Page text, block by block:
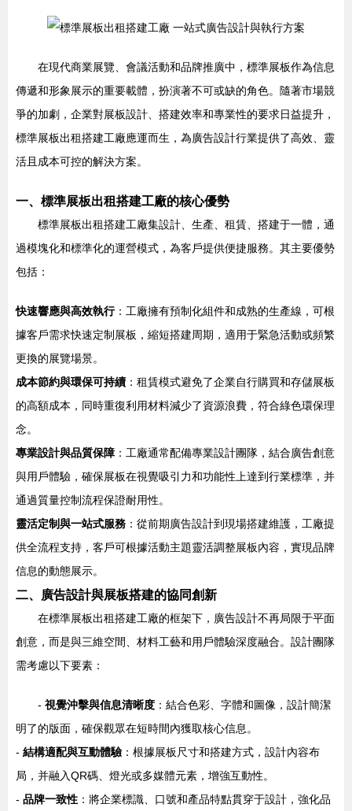
在現代商業展覽、會議活動和品牌推廣中，標準展板作為信息
傳遞和形象展示的重要載體，扮演著不可或缺的角色。隨著市場競
爭的加劇，企業對展板設計、搭建效率和專業性的要求日益提升，
標準展板出租搭建工廠應運而生，為廣告設計行業提供了高效、靈
活且成本可控的解決方案。
一、標準展板出租搭建工廠的核心優勢
標準展板出租搭建工廠集設計、生產、租賃、搭建于一體，通
過模塊化和標準化的運營模式，為客戶提供便捷服務。其主要優勢
包括：
快速響應與高效執行：工廠擁有預制化組件和成熟的生產線，可根
據客戶需求快速定制展板，縮短搭建周期，適用于緊急活動或頻繁
更換的展覽場景。
成本節約與環保可持續 ：租賃模式避免了企業自行購買和存儲展板
的高額成本，同時重復利用材料減少了資源浪費，符合綠色環保理
念。
專業設計與品質保障 ：工廠通常配備專業設計團隊，結合廣告創意
與用戶體驗，確保展板在視覺吸引力和功能性上達到行業標準，并
通過質量控制流程保證耐用性。
靈活定制與一站式服務 ：從前期廣告設計到現場搭建維護，工廠提
供全流程支持，客戶可根據活動主題靈活調整展板內容，實現品牌
信息的動態展示。
二、廣告設計與展板搭建的協同創新
在標準展板出租搭建工廠的框架下，廣告設計不再局限于平面
創意，而是與三維空間、材料工藝和用戶體驗深度融合。設計團隊
需考慮以下要素：
- 視覺沖擊與信息清晰度 ：結合色彩、字體和圖像，設計簡潔
明了的版面，確保觀眾在短時間內獲取核心信息。
- 結構適配與互動體驗 ：根據展板尺寸和搭建方式，設計內容布
局，并融入QR碼、燈光或多媒體元素，增強互動性。
- 品牌一致性 ：將企業標識、口號和產品特點貫穿于設計，強化品